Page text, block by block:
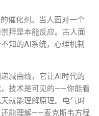
催化剂。当人面对一个
拜是本能反应。古人面
知的AI系统，心理机制
减曲线，它让AI时代的
技术是可见的——你能看
就能理解原理。电气时
能理解——麦克斯韦方程